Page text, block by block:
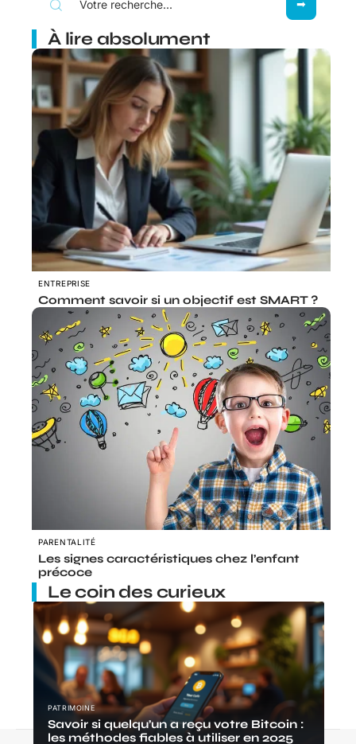
À lire absolument
ENTREPRISE
Comment savoir si un objectif est SMART ?
PARENTALITÉ
Les signes caractéristiques chez l’enfant
précoce
Le coin des curieux
PATRIMOINE
Savoir si quelqu’un a reçu votre Bitcoin :
les méthodes fiables à utiliser en 2025